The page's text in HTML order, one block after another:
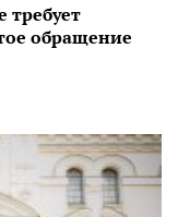
требует
обращение